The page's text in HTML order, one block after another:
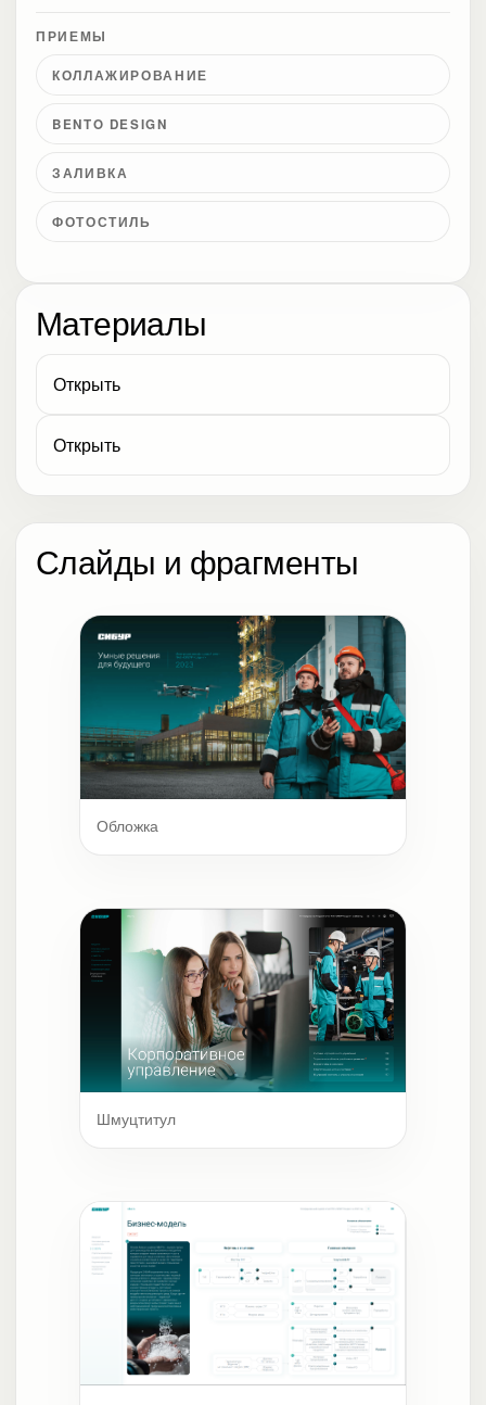
ПРИЕМЫ
КОЛЛАЖИРОВАНИЕ
BENTO DESIGN
ЗАЛИВКА
ФОТОСТИЛЬ
Материалы
Открыть
Открыть
Слайды и фрагменты
Обложка
Шмуцтитул